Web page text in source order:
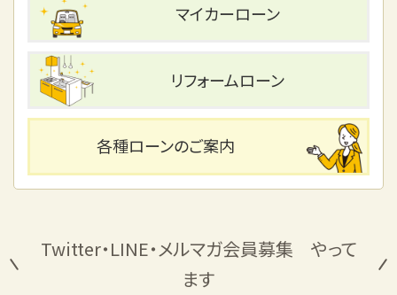
マイカーローン
リフォームローン
各種ローンのご案内
Twitter・LINE・メルマガ会員募集 やって
ます